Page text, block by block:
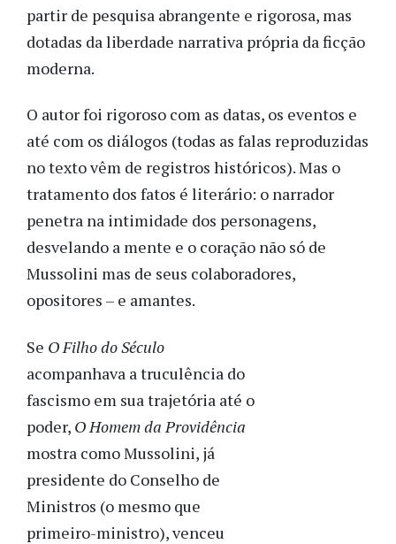
partir de pesquisa abrangente e rigorosa, mas
dotadas da liberdade narrativa própria da ficção
moderna.
O autor foi rigoroso com as datas, os eventos e
até com os diálogos (todas as falas reproduzidas
no texto vêm de registros históricos). Mas o
tratamento dos fatos é literário: o narrador
penetra na intimidade dos personagens,
desvelando a mente e o coração não só de
Mussolini mas de seus colaboradores,
opositores – e amantes.
Se O Filho do Século
acompanhava a truculência do
fascismo em sua trajetória até o
poder, O Homem da Providência
mostra como Mussolini, já
presidente do Conselho de
Ministros (o mesmo que
primeiro-ministro), venceu